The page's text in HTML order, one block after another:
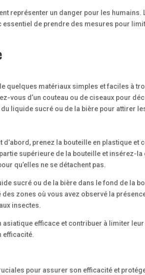
représenter un danger pour les
de prendre des mesures pour
quelques matériaux simples et faciles à
vous d’un couteau ou de ciseaux pour
liquide sucré ou de la bière pour attirer
prenez la bouteille en plastique et
supérieure de la bouteille et insérez-
qu’elles ne se détachent pas.
sucré ou de la bière dans le fond de la
zones où vous avez observé la
insectes.
efficace et contribuer à limiter
efficacité.
pour assurer son efficacité et